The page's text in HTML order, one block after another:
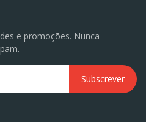
e promoções. Nunca
Subscrever